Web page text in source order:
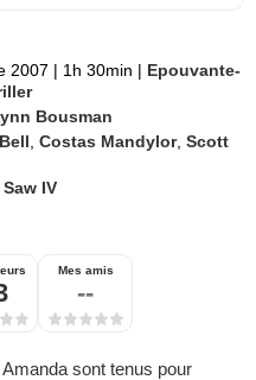
2007 | 1h 30min | Epouvante-
Bousman
,Costas Mandylor,Scott
Saw IV
Mes amis
--
sont tenus pour